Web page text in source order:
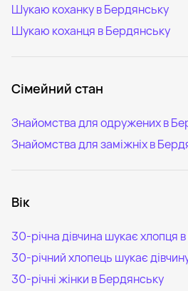
Шукаю коханку в Бердянську
Шукаю коханця в Бердянську
Сімейний стан
Знайомства для одружених в
Знайомства для заміжніх в
Вік
30-річна дівчина шукає хлопця
30-річний хлопець шукає
30-річні жінки в Бердянську